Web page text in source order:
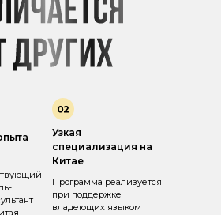
Узкая
специализация на
Китае
Программа реализуется
при поддержке
владеющих языком